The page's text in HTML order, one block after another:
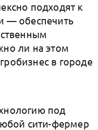
подходят к
— обеспечить
ли на этом
в городе
под
сити-фермер